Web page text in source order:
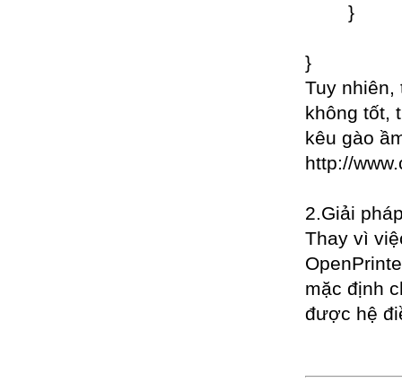
}
}
Tuy nhiên,
không tốt,
kêu gào
http://
2.Giải
Thay vì
mặc định
được hệ